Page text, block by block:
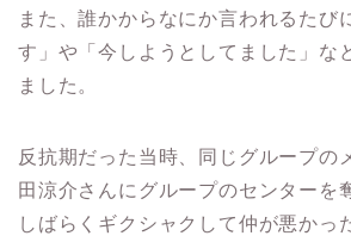
また、誰かからなにか言われるたび
す」や「今しようとしてました」な
ました。
反抗期だった当時、同じグループの
田涼介さんにグループのセンターを
しばらくギクシャクして仲が悪かっ